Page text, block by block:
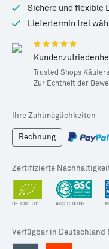
28,18 € / kg
Sichere und flexible
Liefertermin frei
Trusted Shops
Zur Echtheit der
Ihre Zahlmöglichkeiten
Rechnung
Zertifizierte
DE-ÖKO-001 ASC-C-00003
Verfügbar in Deutschland